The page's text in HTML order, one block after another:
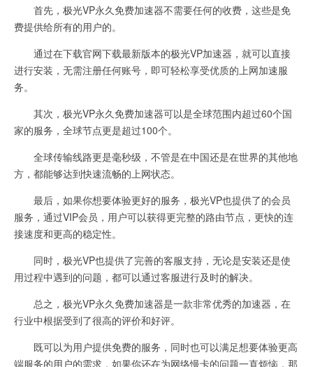
首先，极光VP永久免费加速器不需要任何的收费，这些是免
费提供给所有的用户的。
通过在下载官网下载最新版本的极光VP加速器，就可以直接
进行安装，无需注册任何账号，即可轻松享受优质的上网加速服
务。
其次，极光VP永久免费加速器可以是全球范围内超过60个国
家的服务，全球节点更是超过100个。
全球传输线路更是毫秒级，不管是在中国还是在世界的其他地
方，都能够达到快速流畅的上网状态。
最后，如果你想要体验更好的服务，极光VP也提供了的会员
服务，通过VIP会员，用户可以获得更完整的路由节点，更快的连
接速度和更高的稳定性。
同时，极光VP也提供了完善的客服支持，无论是安装还是使
用过程中遇到的问题，都可以通过客服进行及时的解决。
总之，极光VP永久免费加速器是一款非常优秀的加速器，在
行业中根据受到了很高的评价和好评。
既可以为用户提供免费的服务，同时也可以满足想要体验更高
端服务的用户的需求，如果你还在为网络慢卡的问题一直烦恼，那